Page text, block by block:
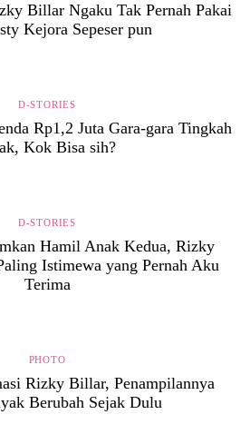
Billar Ngaku Tak Pernah Pakai
Kejora Sepeser pun
D-STORIES
Rp1,2 Juta Gara-gara Tingkah
Kok Bisa sih?
D-STORIES
Hamil Anak Kedua, Rizky
Istimewa yang Pernah Aku
Terima
PHOTO
Rizky Billar, Penampilannya
Berubah Sejak Dulu